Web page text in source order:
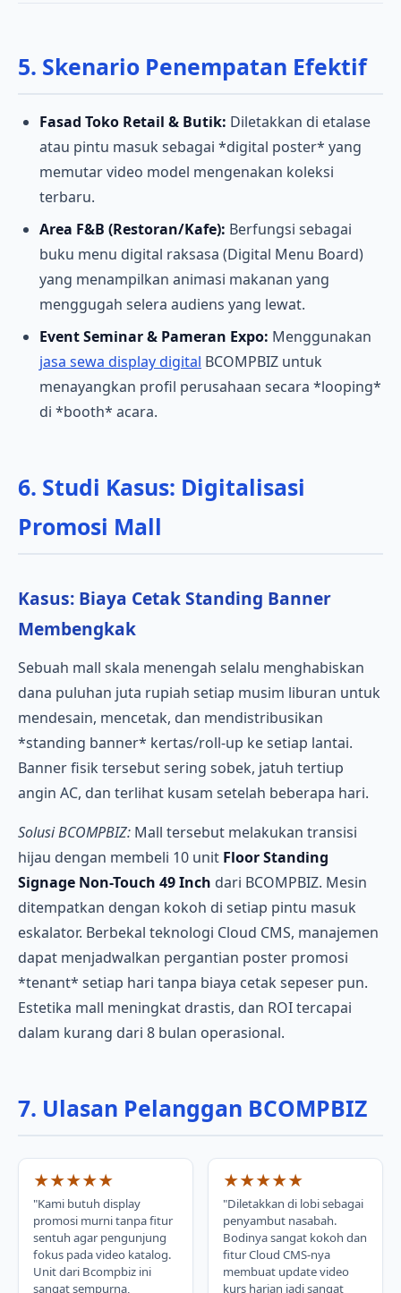
5. Skenario Penempatan Efektif
Fasad Toko Retail & Butik: Diletakkan di etalase
atau pintu masuk sebagai *digital poster* yang
memutar video model mengenakan koleksi
terbaru.
Area F&B (Restoran/Kafe): Berfungsi sebagai
buku menu digital raksasa (Digital Menu Board)
yang menampilkan animasi makanan yang
menggugah selera audiens yang lewat.
Event Seminar & Pameran Expo: Menggunakan
jasa sewa display digital BCOMPBIZ untuk
menayangkan profil perusahaan secara *looping*
di *booth* acara.
6. Studi Kasus: Digitalisasi
Promosi Mall
Kasus: Biaya Cetak Standing Banner
Membengkak
Sebuah mall skala menengah selalu menghabiskan
dana puluhan juta rupiah setiap musim liburan untuk
mendesain, mencetak, dan mendistribusikan
*standing banner* kertas/roll-up ke setiap lantai.
Banner fisik tersebut sering sobek, jatuh tertiup
angin AC, dan terlihat kusam setelah beberapa hari.
Solusi BCOMPBIZ: Mall tersebut melakukan transisi
hijau dengan membeli 10 unit Floor Standing
Signage Non-Touch 49 Inch dari BCOMPBIZ. Mesin
ditempatkan dengan kokoh di setiap pintu masuk
eskalator. Berbekal teknologi Cloud CMS, manajemen
dapat menjadwalkan pergantian poster promosi
*tenant* setiap hari tanpa biaya cetak sepeser pun.
Estetika mall meningkat drastis, dan ROI tercapai
dalam kurang dari 8 bulan operasional.
7. Ulasan Pelanggan BCOMPBIZ
★★★★★
"Kami butuh display
promosi murni tanpa fitur
sentuh agar pengunjung
fokus pada video katalog.
Unit dari Bcompbiz ini
sangat sempurna,
★★★★★
"Diletakkan di lobi sebagai
penyambut nasabah.
Bodinya sangat kokoh dan
fitur Cloud CMS-nya
membuat update video
kurs harian jadi sangat